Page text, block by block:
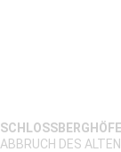
SCHLOSSBERGHÖFE
ABBRUCH DES